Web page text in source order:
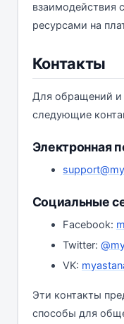
взаимодействия
ресурсами на
Контакты
Для обращений и
следующие
Электронная
Социальные
Facebook:
Twitter:
VK:
Эти контакты
способы для